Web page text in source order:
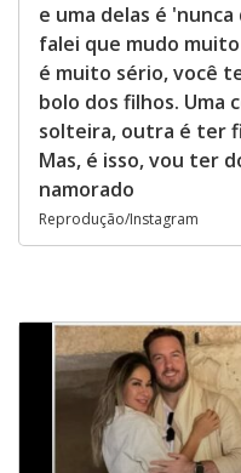
e uma delas é
falei que mudo
é muito sério, você
bolo dos filhos. Uma
solteira, outra é ter
Mas, é isso, vou ter
namorado
Reprodução/Instagram